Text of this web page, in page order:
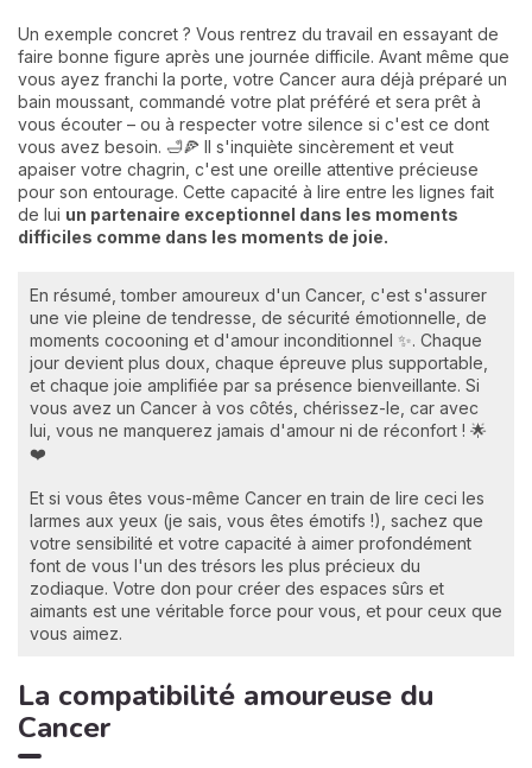
Un exemple concret ? Vous rentrez du travail en essayant de
faire bonne figure après une journée difficile. Avant même que
vous ayez franchi la porte, votre Cancer aura déjà préparé un
bain moussant, commandé votre plat préféré et sera prêt à
vous écouter – ou à respecter votre silence si c'est ce dont
vous avez besoin. 🛁🍕 Il s'inquiète sincèrement et veut
apaiser votre chagrin, c'est une oreille attentive précieuse
pour son entourage. Cette capacité à lire entre les lignes fait
de lui un partenaire exceptionnel dans les moments
difficiles comme dans les moments de joie.
En résumé, tomber amoureux d'un Cancer, c'est s'assurer
une vie pleine de tendresse, de sécurité émotionnelle, de
moments cocooning et d'amour inconditionnel ✨. Chaque
jour devient plus doux, chaque épreuve plus supportable,
et chaque joie amplifiée par sa présence bienveillante. Si
vous avez un Cancer à vos côtés, chérissez-le, car avec
lui, vous ne manquerez jamais d'amour ni de réconfort ! 🌟
❤️
Et si vous êtes vous-même Cancer en train de lire ceci les
larmes aux yeux (je sais, vous êtes émotifs !), sachez que
votre sensibilité et votre capacité à aimer profondément
font de vous l'un des trésors les plus précieux du
zodiaque. Votre don pour créer des espaces sûrs et
aimants est une véritable force pour vous, et pour ceux que
vous aimez.
La compatibilité amoureuse du
Cancer